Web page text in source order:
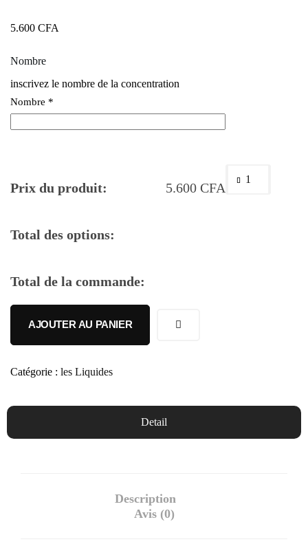
5.600 CFA
Nombre
inscrivez le nombre de la concentration
Nombre *
Prix du produit: 5.600 CFA
Total des options:
Total de la commande:
AJOUTER AU PANIER
Catégorie : les Liquides
Detail
Description
Avis (0)